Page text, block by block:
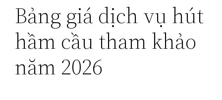
Bảng giá dịch vụ hút
hầm cầu tham khảo
năm 2026